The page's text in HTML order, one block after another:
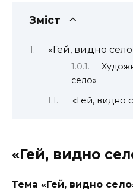
Зміст
«Гей, видно
село»
«Гей, видно
«Гей, видно
Тема «Гей, видно